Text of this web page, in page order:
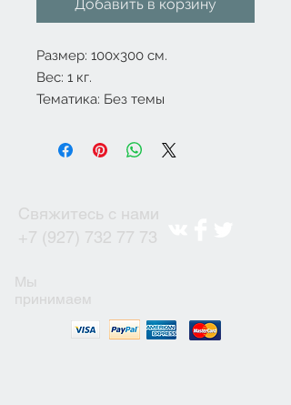
Добавить в корзину
Размер: 100x300 см.
Вес: 1 кг.
Тематика: Без темы
Свяжитесь с нами
+7 (927) 732 77 73
Мы
принимаем